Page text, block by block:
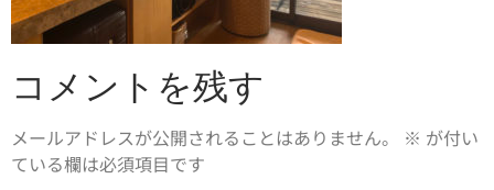
コメントを残す
メールアドレスが公開されることはありません。 ※ が付い
ている欄は必須項目です